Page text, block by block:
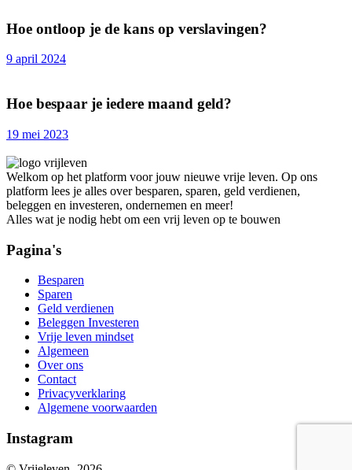
Hoe ontloop je de kans op verslavingen?
9 april 2024
Hoe bespaar je iedere maand geld?
19 mei 2023
Welkom op het platform voor jouw nieuwe vrije leven. Op ons
platform lees je alles over besparen, sparen, geld verdienen,
beleggen en investeren, ondernemen en meer!
Alles wat je nodig hebt om een vrij leven op te bouwen
Pagina's
Besparen
Sparen
Geld verdienen
Beleggen Investeren
Vrije leven mindset
Algemeen
Over ons
Contact
Privacyverklaring
Algemene voorwaarden
Instagram